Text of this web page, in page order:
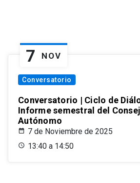
7 NOV
Conversatorio
Conversatorio | Ciclo de
Informe semestral del
Autónomo
7 de Noviembre de 2025
13:40 a 14:50